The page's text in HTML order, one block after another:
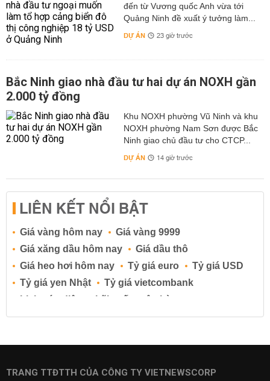
đến từ Vương quốc Anh vừa tới
Quảng Ninh đề xuất ý tưởng làm...
DỰ ÁN 23 giờ trước
Bắc Ninh giao nhà đầu tư hai dự án NOXH gần
2.000 tỷ đồng
Khu NOXH phường Vũ Ninh và khu
NOXH phường Nam Sơn được Bắc
Ninh giao chủ đầu tư cho CTCP...
DỰ ÁN 14 giờ trước
LIÊN KẾT NỔI BẬT
Giá vàng hôm nay
Giá vàng 9999
Giá xăng dầu hôm nay
Giá dầu thô
Giá heo hơi hôm nay
Tỷ giá euro
Tỷ giá USD
Tỷ giá yen Nhật
Tỷ giá vietcombank
Lịch cúp điện
Lãi suất ngân hàng
Lãi suất tiết kiệm
Lãi suất tiền gửi
Lãi suất ngân hàng BIDV
TRANG TTĐTTH CỦA CÔNG TY VIETNEWSCORP